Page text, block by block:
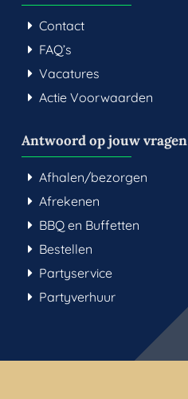
Contact
FAQ’s
Vacatures
Actie Voorwaarden
Antwoord op jouw vragen
Afhalen/bezorgen
Afrekenen
BBQ en Buffetten
Bestellen
Partyservice
Partyverhuur